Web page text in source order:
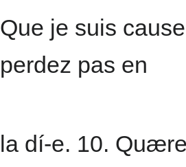
Que je suis
perdez pas en
la dí-e. 10.